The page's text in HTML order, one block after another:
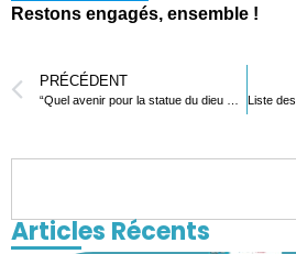
Restons engagés, ensemble !
PRÉCÉDENT
Articles Récents